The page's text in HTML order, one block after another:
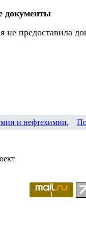
документы
не предоставила
и нефтехимии,